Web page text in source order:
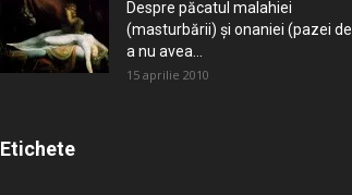
Despre păcatul malahiei
(masturbării) şi onaniei (pazei de
a nu avea...
15 aprilie 2010
Etichete